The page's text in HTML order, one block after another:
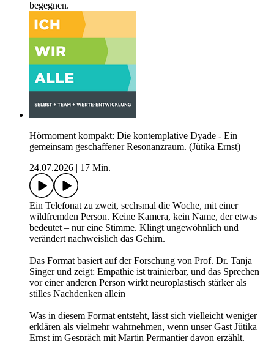
begegnen.
Hörmoment kompakt: Die kontemplative Dyade - Ein
gemeinsam geschaffener Resonanzraum. (Jütika Ernst)
24.07.2026
17 Min.
Ein Telefonat zu zweit, sechsmal die Woche, mit einer
wildfremden Person. Keine Kamera, kein Name, der etwas
bedeutet – nur eine Stimme. Klingt ungewöhnlich und
verändert nachweislich das Gehirn.
Das Format basiert auf der Forschung von Prof. Dr. Tanja
Singer und zeigt: Empathie ist trainierbar, und das Sprechen
vor einer anderen Person wirkt neuroplastisch stärker als
stilles Nachdenken allein
Was in diesem Format entsteht, lässt sich vielleicht weniger
erklären als vielmehr wahrnehmen, wenn unser Gast Jütika
Ernst im Gespräch mit Martin Permantier davon erzählt.